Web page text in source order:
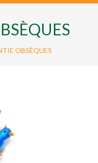
OBSÈQUES